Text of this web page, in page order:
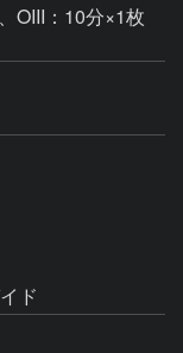
OIII：10分×1枚
ド